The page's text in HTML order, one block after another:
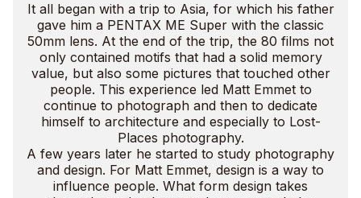
It all began with a trip to Asia, for which his father
gave him a PENTAX ME Super with the classic
50mm lens. At the end of the trip, the 80 films not
only contained motifs that had a solid memory
value, but also some pictures that touched other
people. This experience led Matt Emmet to
continue to photograph and then to dedicate
himself to architecture and especially to Lost-
Places photography.
A few years later he started to study photography
and design. For Matt Emmet, design is a way to
influence people. What form design takes